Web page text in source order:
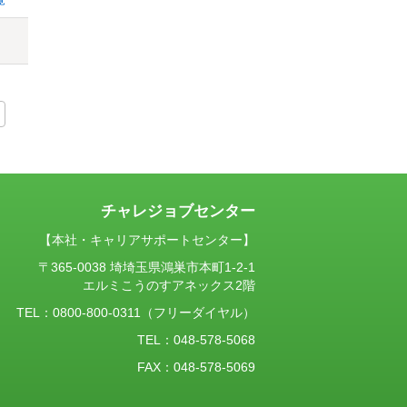
チャレジョブセンター
【本社・キャリアサポートセンター】
〒365-0038 埼埼玉県鴻巣市本町1-2-1
エルミこうのすアネックス2階
TEL： 0800-800-0311
（フリーダイヤル）
TEL：048-578-5068
FAX：048-578-5069